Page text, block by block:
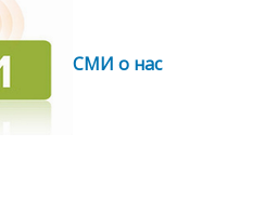
СМИ о нас